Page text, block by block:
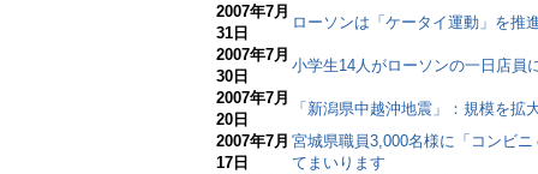
2007年7月
31日
ローソンは「ケータイ運動」を推
2007年7月
30日
小学生14人がローソンの一日店員
2007年7月
20日
「新潟県中越沖地震」：規模を
2007年7月
17日
宮城県職員3,000名様に「コンビ
てまいります